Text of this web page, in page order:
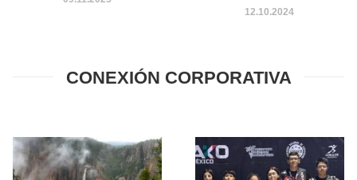
12.10.2024
CONEXIÓN CORPORATIVA